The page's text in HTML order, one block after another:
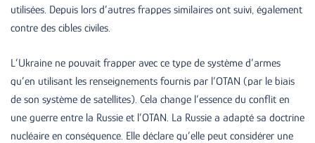
utilisées. Depuis lors d’autres frappes similaires ont suivi, également
contre des cibles civiles.
L’Ukraine ne pouvait frapper avec ce type de système d’armes
qu’en utilisant les renseignements fournis par l’OTAN (par le biais
de son système de satellites). Cela change l’essence du conflit en
une guerre entre la Russie et l’OTAN. La Russie a adapté sa doctrine
nucléaire en conséquence. Elle déclare qu’elle peut considérer une